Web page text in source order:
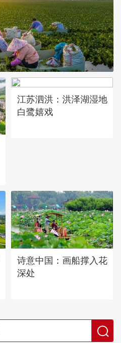
江苏泗洪：洪泽湖湿地
白鹭嬉戏
诗意中国：画船撑入花
深处